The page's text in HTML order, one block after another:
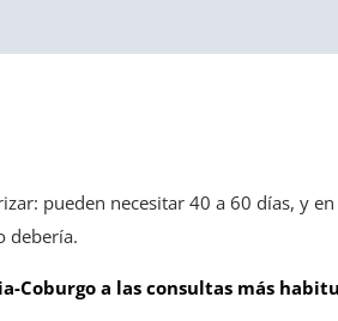
pueden necesitar 40 a 60 días, y
debería.
Coburgo a las consultas más